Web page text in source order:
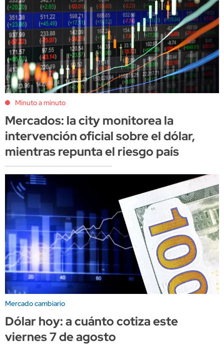
Minuto a minuto
Mercados: la city monitorea la
intervención oficial sobre el dólar,
mientras repunta el riesgo país
Mercado cambiario
Dólar hoy: a cuánto cotiza este
viernes 7 de agosto